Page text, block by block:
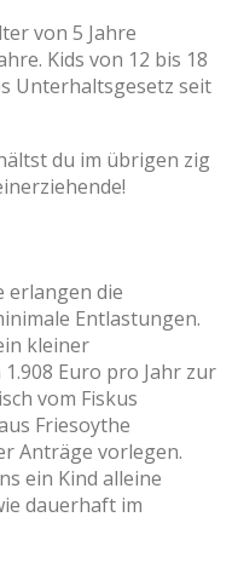
von 5 Jahre
Kids von 12 bis 18
Unterhaltsgesetz seit
du im übrigen zig
erlangen die
Entlastungen.
kleiner
Euro pro Jahr zur
vom Fiskus
Friesoythe
Anträge vorlegen.
ein Kind alleine
dauerhaft im